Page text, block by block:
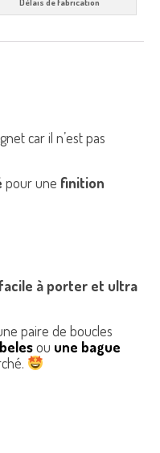
car il n’est pas
pour une finition
à porter et ultra
paire de boucles
ou une bague